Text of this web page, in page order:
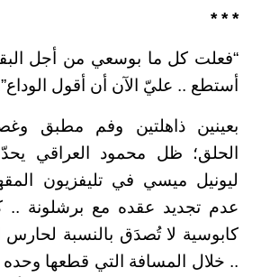
* * *
“فعلت كل ما بوسعي من أجل
أستطع .. عليّ الآن أن أقول
بعينين ذاهلتين وفم مطبق
الحلق؛ ظل محمود العراقي
ليونيل ميسي في تليفزيون
عدم تجديد عقده مع برشلونة
كابوسية لا تُصدَق بالنسبة لحارس
.. خلال المسافة التي قطعها وحده